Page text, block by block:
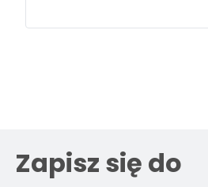
Zapisz się do